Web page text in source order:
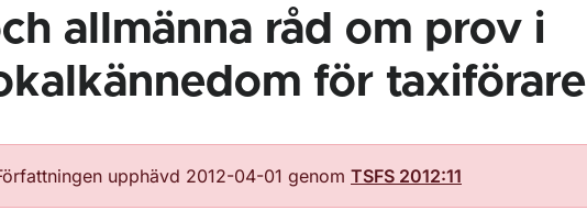
för Författningssamling
allmänna råd om prov i
för taxiförare
upphävd 2012-04-01 genom TSFS 2012:11